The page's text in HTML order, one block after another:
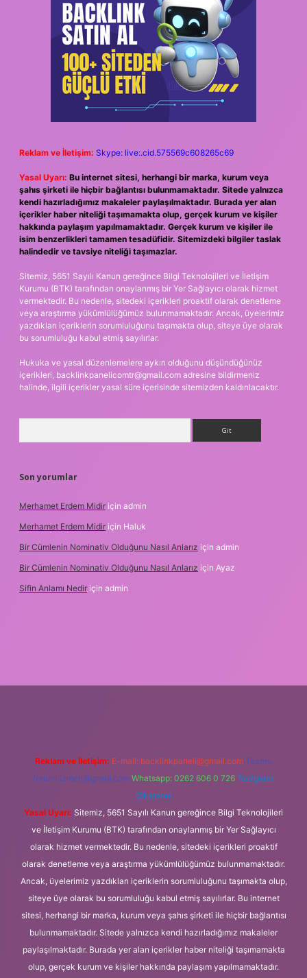
Reklam ve İletişim: Skype: live:.cid.575569c608265c69
Yasal Uyarı: Bu internet sitesi, herhangi bir marka, kurum veya
şahıs şirketi ile hiçbir bağlantısı bulunmamaktadır. Sitede yalnızca
kendi hazırladığımız makaleler paylaşılmaktadır. Burada yer alan
içerikler haber niteliği taşımamakta olup, gerçek kurum ve kişiler
hakkında paylaşım yapılmamaktadır. Gerçek kurum ve kişiler ile
isim benzerlikleri tamamen tesadüfidir. Sitemizdeki bilgiler taslak
halindedir ve tavsiye niteliği taşımazlar.
Sitemiz, 5651 Sayılı Kanun gereğince Bilgi Teknolojileri ve İletişim
Kurumu (BTK) tarafından onaylanmış bir Yer Sağlayıcı olarak hizmet
vermektedir. Bu nedenle, sitedeki içerikleri proaktif olarak denetleme
veya araştırma yükümlülüğümüz bulunmamaktadır. Ancak, üyelerimiz
yazdıkları içeriklerin sorumluluğunu taşımakta olup, siteye üye olarak
bu sorumluluğu kabul etmiş sayılırlar.
Hukuka ve yasal düzenlemelere aykırı olduğunu düşündüğünüz
içerikleri, backlinkpanelicomtr@gmail.com adresine bildirmeniz
halinde, ilgili içerikler yasal süre içerisinde sitemizden kaldırılacaktır.
Son yorumlar
Merhamet Erdem Midir için admin
Merhamet Erdem Midir için Haluk
Bir Cümlenin Nominativ Olduğunu Nasıl Anlarız için admin
Bir Cümlenin Nominativ Olduğunu Nasıl Anlarız için Ayaz
Sifin Anlamı Nedir için admin
Reklam ve İletişim: E-mail: backlinkpaneli@gmail.com Teams:
forumhizmeti@gmail.com Whatsapp: 0262 606 0 726 Telegram:
@karabul
Yasal Uyarı: Sitemiz, 5651 Sayılı Kanun gereğince Bilgi Teknolojileri
ve İletişim Kurumu (BTK) tarafından onaylanmış bir Yer Sağlayıcı
olarak hizmet vermektedir. Bu nedenle, sitedeki içerikleri proaktif
olarak denetleme veya araştırma yükümlülüğümüz bulunmamaktadır.
Ancak, üyelerimiz yazdıkları içeriklerin sorumluluğunu taşımakta olup,
siteye üye olarak bu sorumluluğu kabul etmiş sayılırlar. Bu internet
sitesi, herhangi bir marka, kurum veya şahıs şirketi ile hiçbir bağlantısı
bulunmamaktadır. Sitede yalnızca kendi hazırladığımız makaleler
paylaşılmaktadır. Burada yer alan içerikler haber niteliği taşımamakta
olup, gerçek kurum ve kişiler hakkında paylaşım yapılmamaktadır.